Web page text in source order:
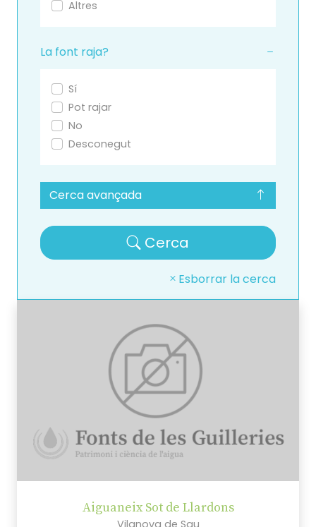
Altres
La font raja?
Sí
Pot rajar
No
Desconegut
Cerca avançada
Cerca
Esborrar la cerca
Aiguaneix Sot de Llardons